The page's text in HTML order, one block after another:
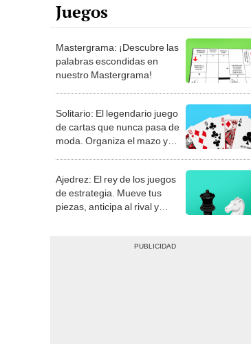
Juegos
Mastergrama: ¡Descubre las
palabras escondidas en
nuestro Mastergrama!
Solitario: El legendario juego
de cartas que nunca pasa de
moda. Organiza el mazo y
Ajedrez: El rey de los juegos
de estrategia. Mueve tus
piezas, anticipa al rival y